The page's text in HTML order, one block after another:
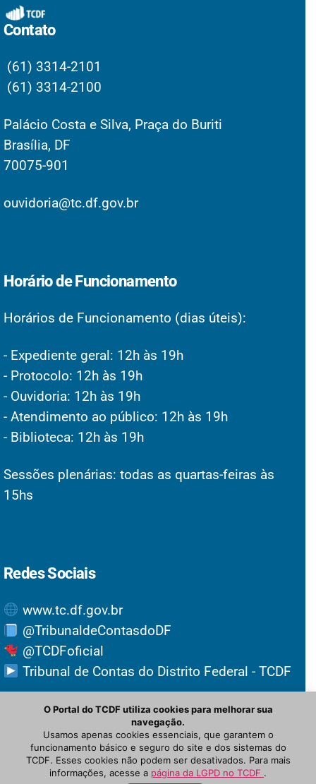
Contato
(61) 3314-2101
(61) 3314-2100
Palácio Costa e Silva, Praça do Buriti
Brasília, DF
70075-901
ouvidoria@tc.df.gov.br
Horário de Funcionamento
Horários de Funcionamento (dias úteis):
- Expediente geral: 12h às 19h
- Protocolo: 12h às 19h
- Ouvidoria: 12h às 19h
- Atendimento ao público: 12h às 19h
- Biblioteca: 12h às 19h
Sessões plenárias: todas as quartas-feiras às
15hs
Redes Sociais
www.tc.df.gov.br
@TribunaldeContasdoDF
@TCDFoficial
Tribunal de Contas do Distrito Federal - TCDF
© Newspaper WordPress Theme by TagDiv
O Portal do TCDF utiliza cookies para melhorar sua
navegação.
Usamos apenas cookies essenciais, que garantem o
funcionamento básico e seguro do site e dos sistemas do
TCDF. Esses cookies não podem ser desativados. Para mais
informações, acesse a página da LGPD no TCDF .